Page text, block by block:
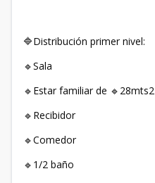
🔷Distribución primer nivel:
🔹 Sala
🔹 Estar familiar de 🔹 28mts2
🔹 Recibidor
🔹 Comedor
🔹 1/2 baño